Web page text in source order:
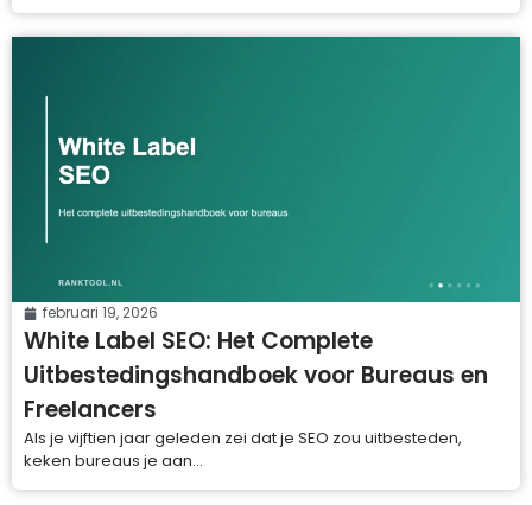
februari 19, 2026
White Label SEO: Het Complete
Uitbestedingshandboek voor Bureaus en
Freelancers
Als je vijftien jaar geleden zei dat je SEO zou uitbesteden,
keken bureaus je aan...